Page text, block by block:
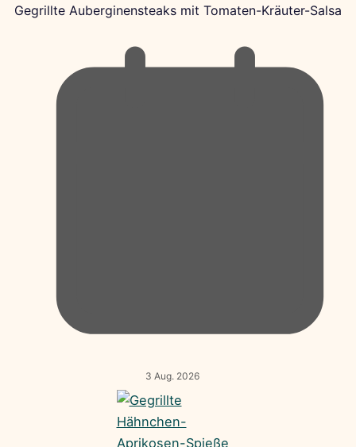
Gegrillte Auberginensteaks mit Tomaten-Kräuter-Salsa
3 Aug. 2026